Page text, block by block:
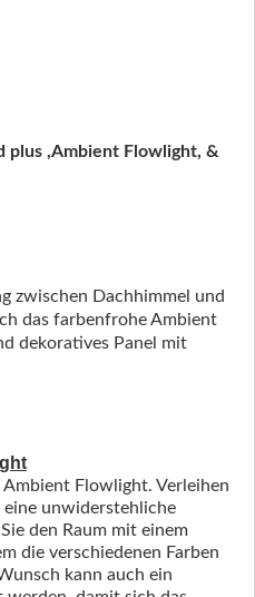
plus ,Ambient Flowlight, &
zwischen Dachhimmel und
das farbenfrohe Ambient
dekoratives Panel mit
Flowlight. Verleihen
eine unwiderstehliche
den Raum mit einem
die verschiedenen Farben
kann auch ein